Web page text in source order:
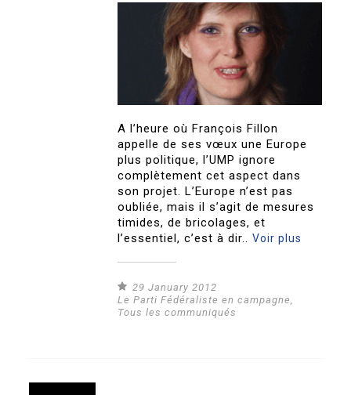
A l’heure où François Fillon
appelle de ses vœux une Europe
plus politique, l’UMP ignore
complètement cet aspect dans
son projet. L’Europe n’est pas
oubliée, mais il s’agit de mesures
timides, de bricolages, et
l’essentiel, c’est à dir..Voir plus
29 January 2012
Le Parti Fédéraliste en campagne,
Tous les communiqués